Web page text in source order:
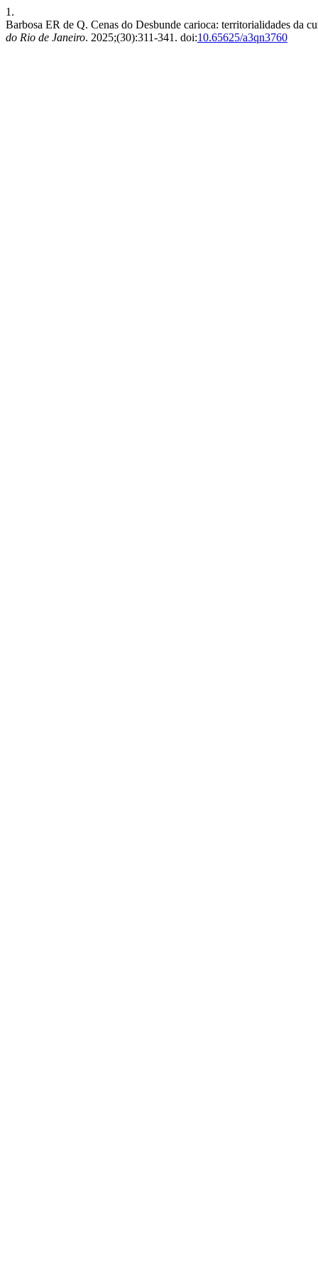
1.
Barbosa ER de Q. Cenas do Desbunde carioca: territorialidades da
do Rio de Janeiro. 2025;(30):311-341. doi:10.65625/a3qn3760